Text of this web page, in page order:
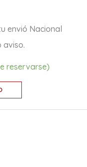
envió Nacional
aviso.
reservarse)